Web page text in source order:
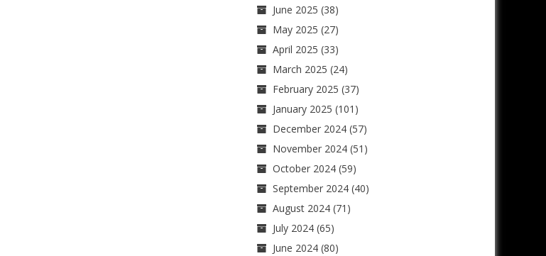
June 2025 (38)
May 2025 (27)
April 2025 (33)
March 2025 (24)
February 2025 (37)
January 2025 (101)
December 2024(57)
November 2024(51)
October 2024(59)
September 2024(40)
August 2024(71)
July 2024(65)
June 2024(80)